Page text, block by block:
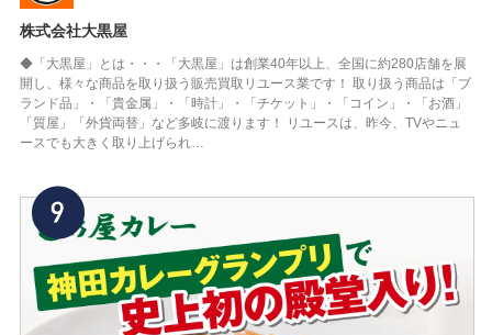
株式会社大黒屋
◆「大黒屋」とは・・・「大黒屋」は創業40年以上、全国に約280店舗を展
開し、様々な商品を取り扱う販売買取リユース業です！ 取り扱う商品は「ブ
ランド品」・「貴金属」・「時計」・「チケット」・「コイン」・「お酒」
「質屋」「外貨両替」など多岐に渡ります！ リユースは、昨今、TVやニュ
ースでも大きく取り上げられ…